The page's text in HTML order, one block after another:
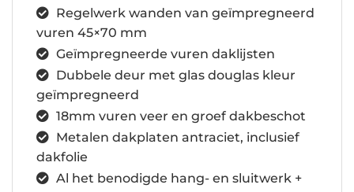
Regelwerk wanden van geïmpregneerd
vuren 45×70 mm
Geïmpregneerde vuren daklijsten
Dubbele deur met glas douglas kleur
geïmpregneerd
18mm vuren veer en groef dakbeschot
Metalen dakplaten antraciet, inclusief
dakfolie
Al het benodigde hang- en sluitwerk +